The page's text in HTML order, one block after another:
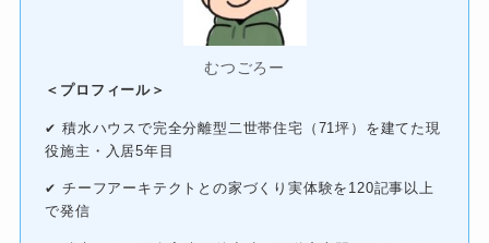
むつごろー
＜プロフィール＞
✔ 積水ハウスで完全分離型二世帯住宅（71坪）を建てた現
役施主・入居5年目
✔ チーフアーキテクトとの家づくり実体験を120記事以上
で発信